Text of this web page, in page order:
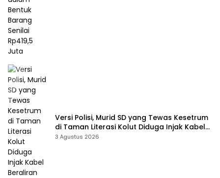
Versi Polisi, Murid SD yang Tewas Kesetrum
di Taman Literasi Kolut Diduga Injak Kabel
Beraliran Listrik
3 Agustus 2026